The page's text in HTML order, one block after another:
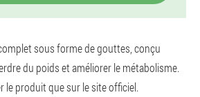
sous forme de gouttes, conçu
du poids et améliorer le métabolisme.
le produit que sur le site officiel.